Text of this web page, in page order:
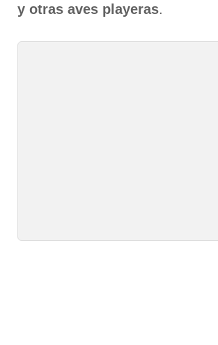
y otras aves playeras.